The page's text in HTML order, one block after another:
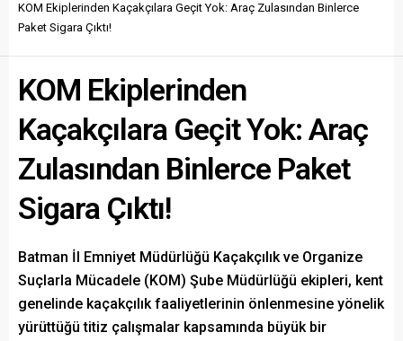
KOM Ekiplerinden Kaçakçılara Geçit Yok: Araç Zulasından Binlerce
Paket Sigara Çıktı!
KOM Ekiplerinden
Kaçakçılara Geçit Yok: Araç
Zulasından Binlerce Paket
Sigara Çıktı!
Batman İl Emniyet Müdürlüğü Kaçakçılık ve Organize
Suçlarla Mücadele (KOM) Şube Müdürlüğü ekipleri, kent
genelinde kaçakçılık faaliyetlerinin önlenmesine yönelik
yürüttüğü titiz çalışmalar kapsamında büyük bir